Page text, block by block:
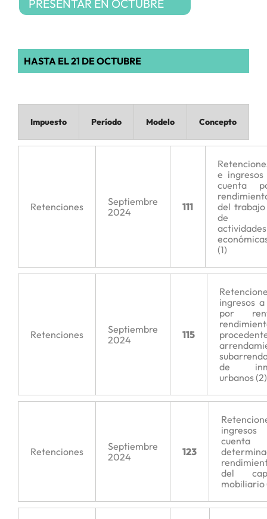
PRESENTAR EN OCTUBRE
HASTA EL 21 DE OCTUBRE
Impuesto Período Modelo Concepto
Retenciones
Septiembre
2024
111
e
cuenta
del
de
actividades
(1)
Retenciones
Septiembre
2024
115
ingresos
por
de
urbanos (2)
Retenciones
Septiembre
2024
123
cuenta
del
mobiliario